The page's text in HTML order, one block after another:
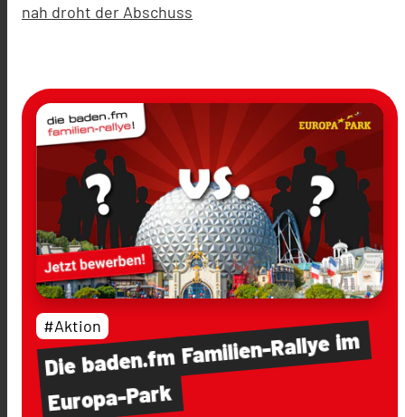
nah droht der Abschuss
Diebaden.fmFamilien-Rallyeim
Europa-Park
#Aktion